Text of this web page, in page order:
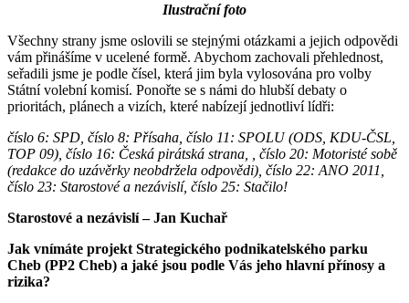
Ilustrační foto
Všechny strany jsme oslovili se stejnými otázkami a jejich odpovědi
vám přinášíme v ucelené formě. Abychom zachovali přehlednost,
seřadili jsme je podle čísel, která jim byla vylosována pro volby
Státní volební komisí. Ponořte se s námi do hlubší debaty o
prioritách, plánech a vizích, které nabízejí jednotliví lídři:
číslo 6: SPD, číslo 8: Přísaha, číslo 11: SPOLU (ODS, KDU-ČSL,
TOP 09), číslo 16: Česká pirátská strana, , číslo 20: Motoristé sobě
(redakce do uzávěrky neobdržela odpovědi), číslo 22: ANO 2011,
číslo 23: Starostové a nezávislí, číslo 25: Stačilo!
Starostové a nezávislí – Jan Kuchař
Jak vnímáte projekt Strategického podnikatelského parku
Cheb (PP2 Cheb) a jaké jsou podle Vás jeho hlavní přínosy a
rizika?